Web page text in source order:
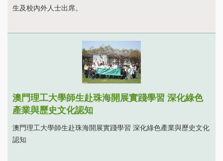
生及校內外人士出席。
澳門理工大學師生赴珠海開展實踐學習 深化綠色
產業與歷史文化認知
澳門理工大學師生赴珠海開展實踐學習 深化綠色產業與歷史文化
認知